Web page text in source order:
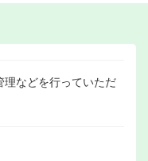
理などを行っていただ